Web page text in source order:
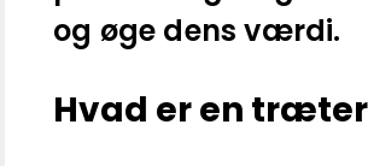
og øge dens værdi.
Hvad er en